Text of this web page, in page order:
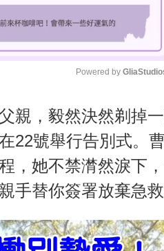
M
t
e
Powered by
親，毅然決然剃掉
22號舉行告別式。
，她不禁潸然淚下
手替你簽署放棄急救